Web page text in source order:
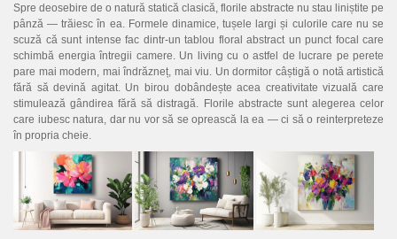
Spre deosebire de o natură statică clasică, florile abstracte nu stau liniștite pe
pânză — trăiesc în ea. Formele dinamice, tușele largi și culorile care nu se
scuză că sunt intense fac dintr-un tablou floral abstract un punct focal care
schimbă energia întregii camere. Un living cu o astfel de lucrare pe perete
pare mai modern, mai îndrăzneț, mai viu. Un dormitor câștigă o notă artistică
fără să devină agitat. Un birou dobândește acea creativitate vizuală care
stimulează gândirea fără să distragă. Florile abstracte sunt alegerea celor
care iubesc natura, dar nu vor să se oprească la ea — ci să o reinterpreteze
în propria cheie.